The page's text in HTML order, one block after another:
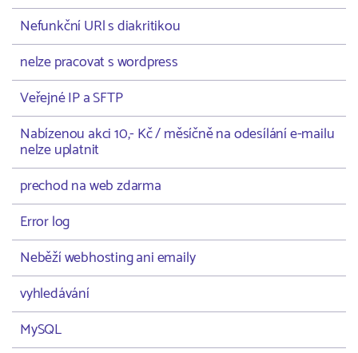
Nefunkční URl s diakritikou
nelze pracovat s wordpress
Veřejné IP a SFTP
Nabízenou akci 10,- Kč / měsíčně na odesílání e-mailu
nelze uplatnit
prechod na web zdarma
Error log
Neběží webhosting ani emaily
vyhledávání
MySQL